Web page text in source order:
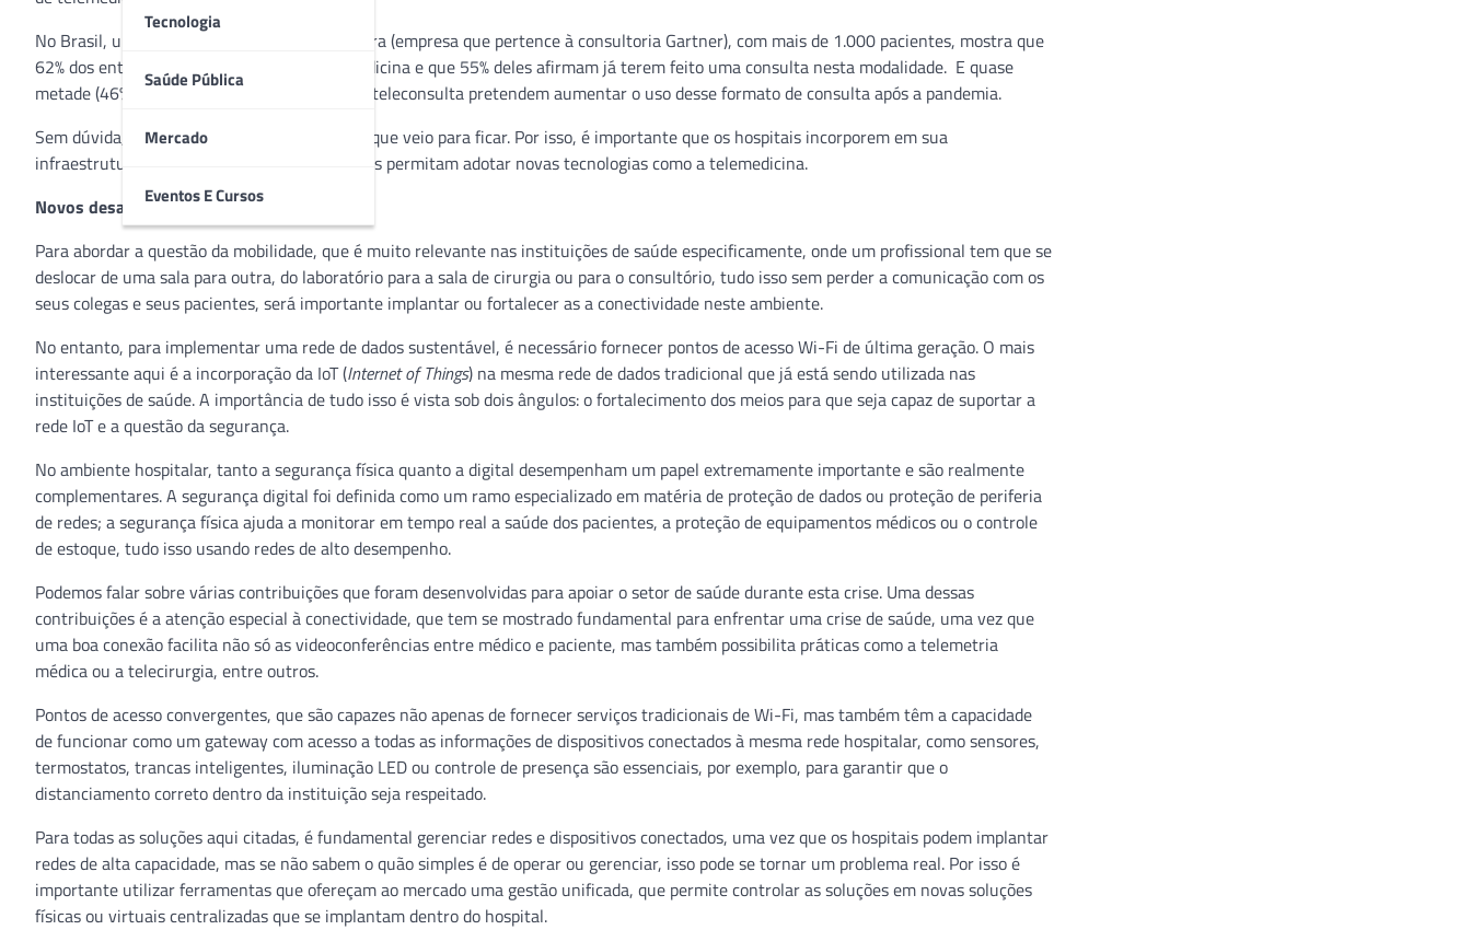
Tecnologia
Saúde Pública
Mercado
Eventos E Cursos
No Brasil, um levantamento feito pela Capterra (empresa que pertence à consultoria Gartner), com mais de 1.000 pacientes, mostra que
62% dos entrevistados sabem o que é telemedicina e que 55% deles afirmam já terem feito uma consulta nesta modalidade. E quase
metade (46%) das pessoas que já utilizaram a teleconsulta pretendem aumentar o uso desse formato de consulta após a pandemia.
Sem dúvida, a telemedicina é uma tendência que veio para ficar. Por isso, é importante que os hospitais incorporem em sua
infraestrutura física e digital soluções que lhes permitam adotar novas tecnologias como a telemedicina.
Novos desafios, novas soluções
Para abordar a questão da mobilidade, que é muito relevante nas instituições de saúde especificamente, onde um profissional tem que se
deslocar de uma sala para outra, do laboratório para a sala de cirurgia ou para o consultório, tudo isso sem perder a comunicação com os
seus colegas e seus pacientes, será importante implantar ou fortalecer as a conectividade neste ambiente.
No entanto, para implementar uma rede de dados sustentável, é necessário fornecer pontos de acesso Wi-Fi de última geração. O mais
interessante aqui é a incorporação da IoT (Internet of Things) na mesma rede de dados tradicional que já está sendo utilizada nas
instituições de saúde. A importância de tudo isso é vista sob dois ângulos: o fortalecimento dos meios para que seja capaz de suportar a
rede IoT e a questão da segurança.
No ambiente hospitalar, tanto a segurança física quanto a digital desempenham um papel extremamente importante e são realmente
complementares. A segurança digital foi definida como um ramo especializado em matéria de proteção de dados ou proteção de periferia
de redes; a segurança física ajuda a monitorar em tempo real a saúde dos pacientes, a proteção de equipamentos médicos ou o controle
de estoque, tudo isso usando redes de alto desempenho.
Podemos falar sobre várias contribuições que foram desenvolvidas para apoiar o setor de saúde durante esta crise. Uma dessas
contribuições é a atenção especial à conectividade, que tem se mostrado fundamental para enfrentar uma crise de saúde, uma vez que
uma boa conexão facilita não só as videoconferências entre médico e paciente, mas também possibilita práticas como a telemetria
médica ou a telecirurgia, entre outros.
Pontos de acesso convergentes, que são capazes não apenas de fornecer serviços tradicionais de Wi-Fi, mas também têm a capacidade
de funcionar como um gateway com acesso a todas as informações de dispositivos conectados à mesma rede hospitalar, como sensores,
termostatos, trancas inteligentes, iluminação LED ou controle de presença são essenciais, por exemplo, para garantir que o
distanciamento correto dentro da instituição seja respeitado.
Para todas as soluções aqui citadas, é fundamental gerenciar redes e dispositivos conectados, uma vez que os hospitais podem implantar
redes de alta capacidade, mas se não sabem o quão simples é de operar ou gerenciar, isso pode se tornar um problema real. Por isso é
importante utilizar ferramentas que ofereçam ao mercado uma gestão unificada, que permite controlar as soluções em novas soluções
físicas ou virtuais centralizadas que se implantam dentro do hospital.